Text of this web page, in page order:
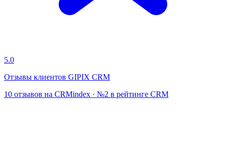
5.0
Отзывы клиентов GIPIX CRM
10 отзывов на CRMindex · №2 в рейтинге CRM